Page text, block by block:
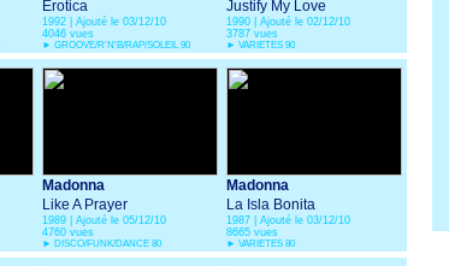
Erotica
1992 | Ajouté le 03/12/10
4046 vues
► GROOVE/R'N'B/RAP/SOLEIL 90
Justify My Love
1990 | Ajouté le 02/12/10
3787 vues
► VARIETES 90
Madonna
Like A Prayer
1989 | Ajouté le 05/12/10
4760 vues
► DISCO/FUNK/DANCE 80
Madonna
La Isla Bonita
1987 | Ajouté le 03/12/10
8665 vues
► VARIETES 80